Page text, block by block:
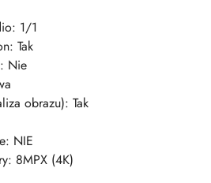
1/1
Tak
Nie
obrazu): Tak
NIE
8MPX (4K)